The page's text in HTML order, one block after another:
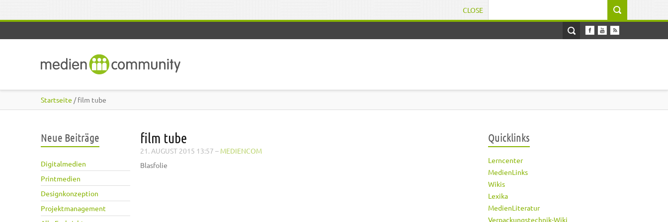
CLOSE
Startseite / film tube
Neue Beiträge
Digitalmedien
Printmedien
Designkonzeption
Projektmanagement
film tube
21. AUGUST 2015 13:57 – MEDIENCOM
Blasfolie
Quicklinks
Lerncenter
MedienLinks
Wikis
Lexika
MedienLiteratur
Verpackungstechnik-Wiki